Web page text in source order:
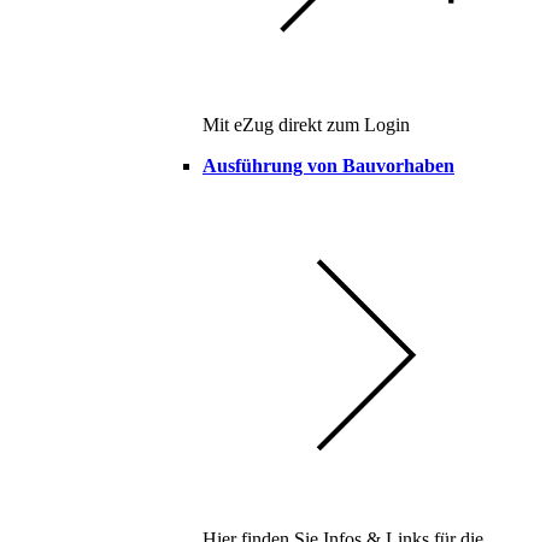
Mit eZug direkt zum Login
Ausführung von Bauvorhaben